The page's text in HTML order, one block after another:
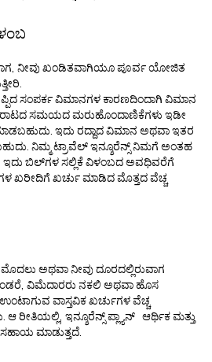
ನೀವು ಖಂಡಿತವಾಗಿಯೂ ಪೂರ್ವ ಯೋಜಿತ
ಸಂಪರ್ಕ ವಿಮಾನಗಳ ಕಾರಣದಿಂದಾಗಿ ವಿಮಾನ
ಸಮಯದ ಮರುಹೊಂದಾಣಿಕೆಗಳು ಇಡೀ
ಇದು ರದ್ದಾದ ವಿಮಾನ ಅಥವಾ ಇತರ
ನಿಮ್ಮ ಟ್ರಾವೆಲ್ ಇನ್ಶೂರೆನ್ಸ್ ನಿಮಗೆ ಅಂತಹ
ಇದು ಬಿಲ್‌ಗಳ ಸಲ್ಲಿಕೆ ವಿಳಂಬದ ಅವಧಿವರೆಗೆ
ಖರೀದಿಗೆ ಖರ್ಚು ಮಾಡಿದ ಮೊತ್ತದ ವೆಚ್ಚ
ಅಥವಾ ನೀವು ದೂರದಲ್ಲಿರುವಾಗ
ವಿಮೆದಾರರು ನಕಲಿ ಅಥವಾ ಹೊಸ
ವಾಸ್ತವಿಕ ಖರ್ಚುಗಳ ವೆಚ್ಚ
ರೀತಿಯಲ್ಲಿ, ಇನ್ಶೂರೆನ್ಸ್ ಪ್ಲ್ಯಾನ್ ಆರ್ಥಿಕ ಮತ್ತು
ಸಹಾಯ ಮಾಡುತ್ತದೆ.